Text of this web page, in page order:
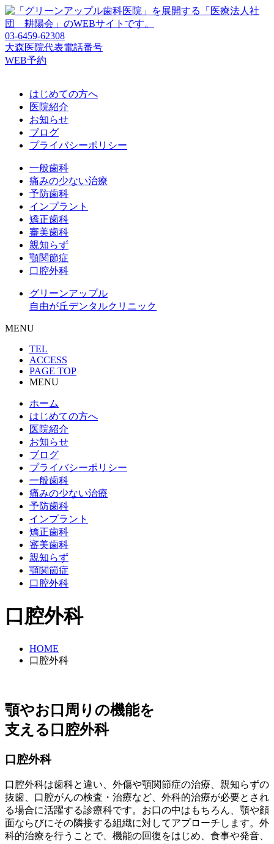
03-6459-62308
大森医院代表電話番号
WEB予約
はじめての方へ
医院紹介
お知らせ
ブログ
プライバシーポリシー
一般歯科
痛みの少ない治療
予防歯科
インプラント
矯正歯科
審美歯科
親知らず
顎関節症
口腔外科
グリーンアップル
自由が丘デンタルクリニック
MENU
TEL
ACCESS
PAGE TOP
MENU
ホーム
はじめての方へ
医院紹介
お知らせ
ブログ
プライバシーポリシー
一般歯科
痛みの少ない治療
予防歯科
インプラント
矯正歯科
審美歯科
親知らず
顎関節症
口腔外科
口腔外科
HOME
口腔外科
顎やお口周りの機能を
支える口腔外科
口腔外科
口腔外科は歯科と違い、外傷や顎関節症の治療、親知らずの
抜歯、口腔がんの検査・治療など、外科的治療が必要とされ
る場合に活躍する診療科です。お口の中はもちろん、顎や顔
面ならびにその隣接する組織に対してアプローチします。外
科的治療を行うことで、機能の回復をはじめ、食事や発音、